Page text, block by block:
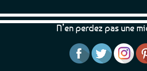
choisies
sur
page
du
N’en perdez pas une